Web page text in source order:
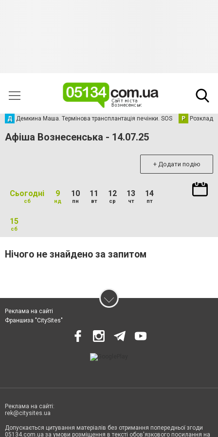
Д Демкина Маша. Термінова трансплантація печінки. SOS Р Розклад
Афіша Вознесенська - 14.07.25
+ Додати подію
Сьогодні
сб
9
нд
10
пн
11
вт
12
ср
13
чт
14
пт
15
сб
Нічого не знайдено за запитом
Реклама на сайті
Франшиза "CitySites"
Реклама на сайті:
rek@citysites.ua
Допускається цитування матеріалів без отримання попередньої згоди
05134.com.ua за умови розміщення в тексті обов'язкового посилання на